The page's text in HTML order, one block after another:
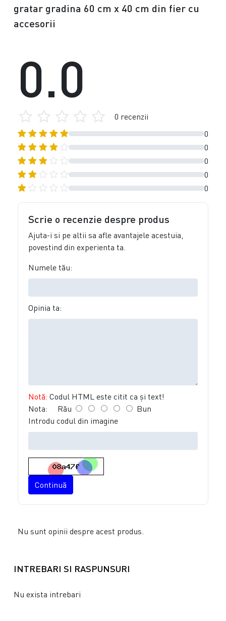
gratar gradina 60 cm x 40 cm din fier cu
accesorii
0
0
0
0
0
0.0
0 recenzii
Scrie o recenzie despre produs
Ajuta-i si pe altii sa afle avantajele acestuia,
povestind din experienta ta.
Numele tău:
Opinia ta:
Notă: Codul HTML este citit ca şi text!
Nota: Rău
Bun
Introdu codul din imagine
Continuă
Nu sunt opinii despre acest produs.
INTREBARI SI RASPUNSURI
Nu exista intrebari